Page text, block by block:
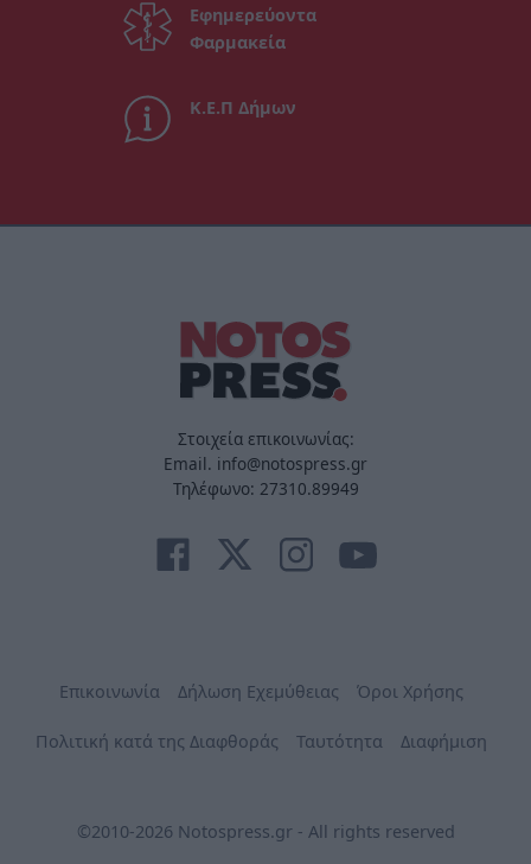
Εφημερεύοντα
Φαρμακεία
Κ.Ε.Π Δήμων
Στοιχεία επικοινωνίας:
Email. info@notospress.gr
Τηλέφωνο: 27310.89949
Επικοινωνία Δήλωση Εχεμύθειας Όροι Χρήσης
Πολιτική κατά της Διαφθοράς Ταυτότητα Διαφήμιση
©2010-2026 Notospress.gr - All rights reserved